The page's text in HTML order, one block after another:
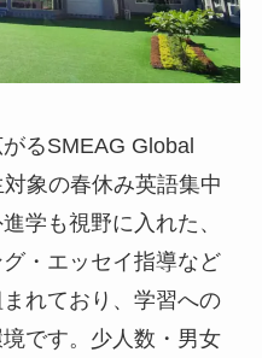
るSMEAG Global
象の春休み英語集中
学も視野に入れた、
・エッセイ指導など
れており、学習への
です。少人数・男女